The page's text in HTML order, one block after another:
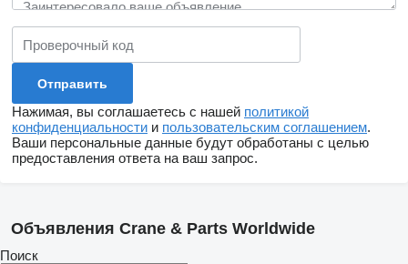
Нажимая, вы соглашаетесь с нашей политикой
конфиденциальности и пользовательским соглашением.
Ваши персональные данные будут обработаны с целью
предоставления ответа на ваш запрос.
Объявления Crane & Parts Worldwide
Поиск